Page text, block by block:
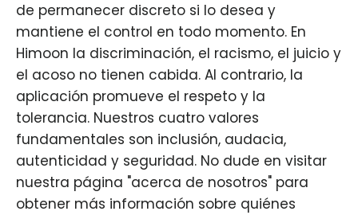
de permanecer discreto si lo desea y
mantiene el control en todo momento. En
Himoon la discriminación, el racismo, el juicio y
el acoso no tienen cabida. Al contrario, la
aplicación promueve el respeto y la
tolerancia. Nuestros cuatro valores
fundamentales son inclusión, audacia,
autenticidad y seguridad. No dude en visitar
nuestra página "acerca de nosotros" para
obtener más información sobre quiénes